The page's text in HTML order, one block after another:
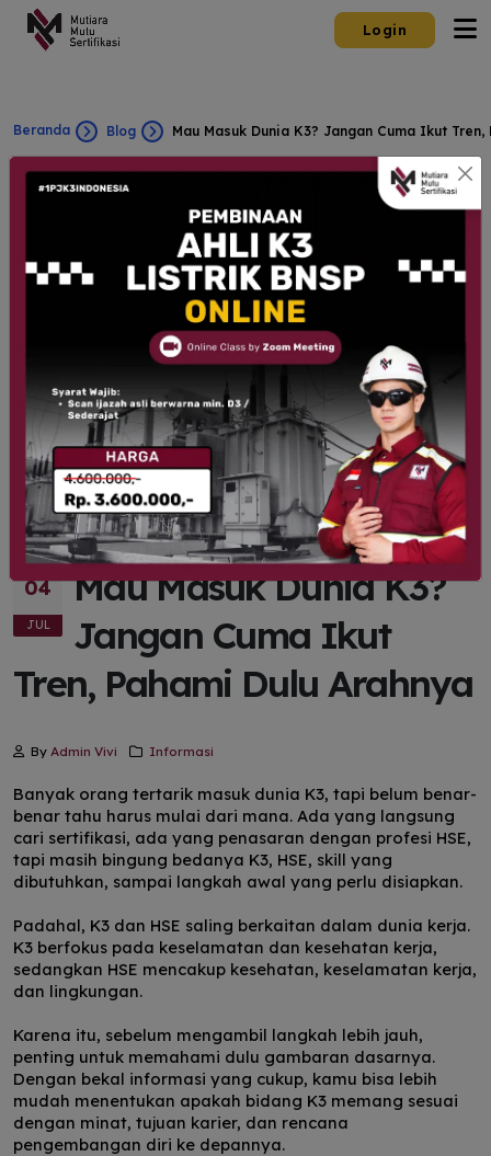
Login
Beranda Blog Mau Masuk Dunia K3? Jangan Cuma Ikut Tren,
04
JUL
Mau Masuk Dunia K3?
Jangan Cuma Ikut
Tren, Pahami Dulu Arahnya
By Admin Vivi Informasi
Banyak orang tertarik masuk dunia K3, tapi belum benar-
benar tahu harus mulai dari mana. Ada yang langsung
cari sertifikasi, ada yang penasaran dengan profesi HSE,
tapi masih bingung bedanya K3, HSE, skill yang
dibutuhkan, sampai langkah awal yang perlu disiapkan.
Padahal, K3 dan HSE saling berkaitan dalam dunia kerja.
K3 berfokus pada keselamatan dan kesehatan kerja,
sedangkan HSE mencakup kesehatan, keselamatan kerja,
dan lingkungan.
Karena itu, sebelum mengambil langkah lebih jauh,
penting untuk memahami dulu gambaran dasarnya.
Dengan bekal informasi yang cukup, kamu bisa lebih
mudah menentukan apakah bidang K3 memang sesuai
dengan minat, tujuan karier, dan rencana
pengembangan diri ke depannya.